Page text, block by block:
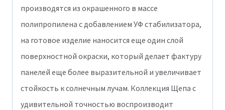
производятся из окрашенного в массе
полипропилена с добавлением УФ стабилизатора,
на готовое изделие наносится еще один слой
поверхностной окраски, который делает фактуру
панелей еще более выразительной и увеличивает
стойкость к солнечным лучам. Коллекция Щепа с
удивительной точностью воспроизводит